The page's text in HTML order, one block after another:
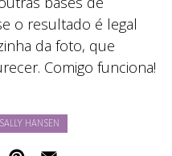
o resultado é legal
da foto, que
Comigo funciona!
SALLY HANSEN